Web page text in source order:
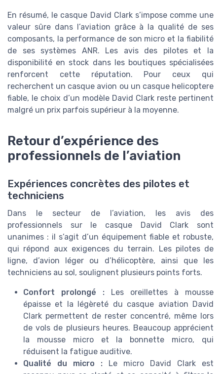
En résumé, le casque David Clark s’impose comme une
valeur sûre dans l’aviation grâce à la qualité de ses
composants, la performance de son micro et la fiabilité
de ses systèmes ANR. Les avis des pilotes et la
disponibilité en stock dans les boutiques spécialisées
renforcent cette réputation. Pour ceux qui
recherchent un casque avion ou un casque helicoptere
fiable, le choix d’un modèle David Clark reste pertinent
malgré un prix parfois supérieur à la moyenne.
Retour d’expérience des
professionnels de l’aviation
Expériences concrètes des pilotes et
techniciens
Dans le secteur de l’aviation, les avis des
professionnels sur le casque David Clark sont
unanimes : il s’agit d’un équipement fiable et robuste,
qui répond aux exigences du terrain. Les pilotes de
ligne, d’avion léger ou d’hélicoptère, ainsi que les
techniciens au sol, soulignent plusieurs points forts.
Confort prolongé : Les oreillettes à mousse
épaisse et la légèreté du casque aviation David
Clark permettent de rester concentré, même lors
de vols de plusieurs heures. Beaucoup apprécient
la mousse micro et la bonnette micro, qui
réduisent la fatigue auditive.
Qualité du micro : Le micro David Clark est